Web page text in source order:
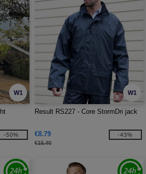
W1
-50%
W1
Result RS227 - Core StormDri jack
€8.79
€15.40
-43%